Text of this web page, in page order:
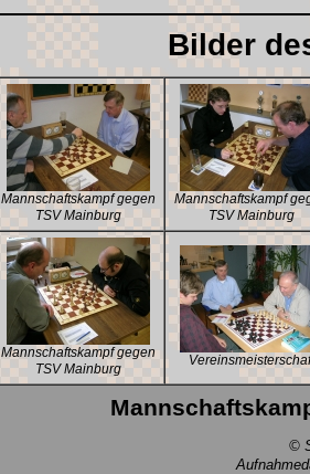
Bilder
Mannschaftskampf gegen
TSV Mainburg
Mannschaftskampf
TSV Mainburg
Mannschaftskampf gegen
TSV Mainburg
©